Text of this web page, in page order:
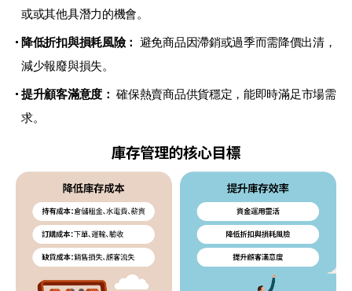
或或其他具潛力的機會。
降低折扣與損耗風險： 避免商品因滯銷或過季而需降價出清，
減少報廢與損失。
提升顧客滿意度： 確保熱賣商品供貨穩定，能即時滿足市場需
求。